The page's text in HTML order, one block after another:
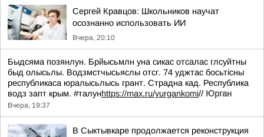
Сергей Кравцов: Школьников научат
осознанно использовать ИИ
Вчера, 20:10
Быдсяма позянлун. Брйысьмлн уна сикас отсалас глсуйтны
быд олысьлы. Водзмстчысьяслы отсг. 74 уджтас босьтiсны
республикаса юралысьлысь грант. Страдна кад. Республика
водз запт крым. #талунhttps://max.ru/yurgankomi// Юрган
Вчера, 19:37
В Сыктывкаре продолжается реконструкция